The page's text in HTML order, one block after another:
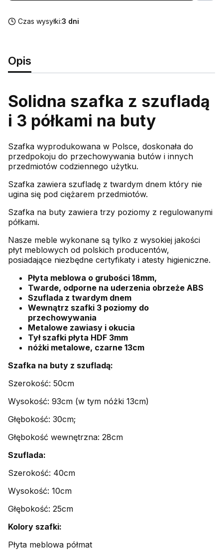
Czas wysyłki:3 dni
Opis
Solidna szafka z szufladą
i 3 półkami na buty
Szafka wyprodukowana w Polsce, doskonała do
przedpokoju do przechowywania butów i innych
przedmiotów codziennego użytku.
Szafka zawiera szufladę z twardym dnem który nie
ugina się pod ciężarem przedmiotów.
Szafka na buty zawiera trzy poziomy z regulowanymi
półkami.
Nasze meble wykonane są tylko z wysokiej jakości
płyt meblowych od polskich producentów,
posiadające niezbędne certyfikaty i atesty higieniczne.
Płyta meblowa o grubości 18mm,
Twarde, odporne na uderzenia obrzeże ABS
Szuflada z twardym dnem
Wewnątrz szafki 3 poziomy do
przechowywania
Metalowe zawiasy i okucia
Tył szafki płyta HDF 3mm
nóżki metalowe, czarne 13cm
Szafka na buty z szufladą:
Szerokość: 50cm
Wysokość: 93cm (w tym nóżki 13cm)
Głębokość: 30cm;
Głębokość wewnętrzna: 28cm
Szuflada:
Szerokość: 40cm
Wysokość: 10cm
Głębokość: 25cm
Kolory szafki:
Płyta meblowa półmat